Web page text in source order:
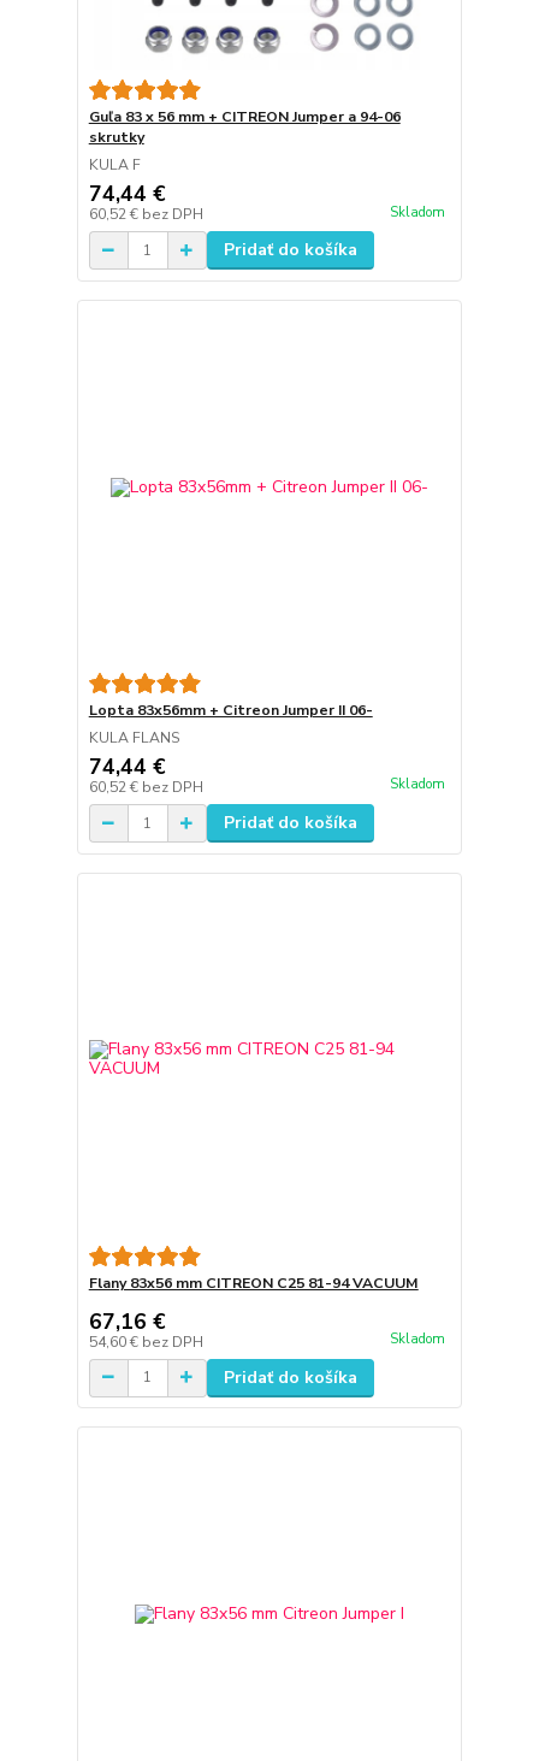
Guľa 83 x 56 mm + CITREON Jumper a 94-06
skrutky
KULA F
74,44 €
60,52 € bez DPH Skladom
Pridať do košíka
Lopta 83x56mm + Citreon Jumper II 06-
KULA FLANS
74,44 €
60,52 € bez DPH Skladom
Pridať do košíka
Flany 83x56 mm CITREON C25 81-94 VACUUM
67,16 €
54,60 € bez DPH Skladom
Pridať do košíka